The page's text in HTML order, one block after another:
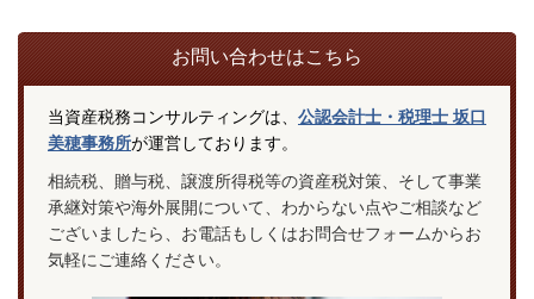
お問い合わせはこちら
当資産税務コンサルティングは、 公認会計士・税理士 坂口
美穂事務所が運営しております。
相続税、贈与税、譲渡所得税等の資産税対策、そして事業
承継対策や海外展開について、わからない点やご相談など
ございましたら、お電話もしくはお問合せフォームからお
気軽にご連絡ください。